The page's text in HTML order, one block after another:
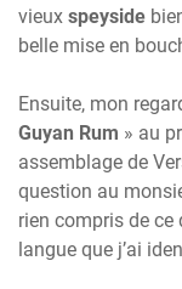
vieux speyside
belle mise en
Ensuite, mon
Guyan Rum » au
assemblage de
question au
rien compris de ce
langue que j’ai